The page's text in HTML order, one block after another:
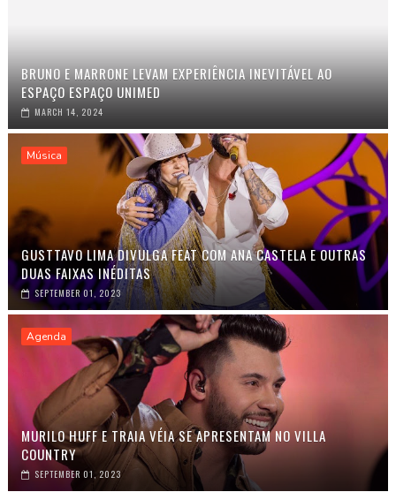
BRUNO E MARRONE LEVAM EXPERIÊNCIA INEVITÁVEL AO
ESPAÇO ESPAÇO UNIMED
MARCH 14, 2024
Música
GUSTTAVO LIMA DIVULGA FEAT COM ANA CASTELA E OUTRAS
DUAS FAIXAS INÉDITAS
SEPTEMBER 01, 2023
Agenda
MURILO HUFF E TRAIA VÉIA SE APRESENTAM NO VILLA
COUNTRY
SEPTEMBER 01, 2023